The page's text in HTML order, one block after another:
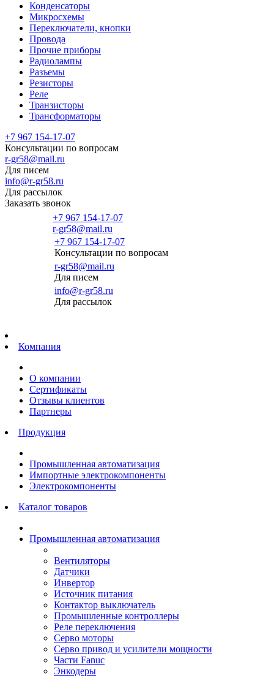
Конденсаторы
Микросхемы
Переключатели, кнопки
Провода
Прочие приборы
Радиолампы
Разъемы
Резисторы
Реле
Транзисторы
Трансформаторы
+7 967 154-17-07
Консультации по вопросам
r-gr58@mail.ru
Для писем
info@r-gr58.ru
Для рассылок
Заказать звонок
+7 967 154-17-07
r-gr58@mail.ru
+7 967 154-17-07
Консультации по вопросам
r-gr58@mail.ru
Для писем
info@r-gr58.ru
Для рассылок
Компания
О компании
Сертификаты
Отзывы клиентов
Партнеры
Продукция
Промышленная автоматизация
Импортные электрокомпоненты
Электрокомпоненты
Каталог товаров
Промышленная автоматизация
Вентиляторы
Датчики
Инвертор
Источник питания
Контактор выключатель
Промышленные контроллеры
Реле переключения
Серво моторы
Серво привод и усилители мощности
Части Fanuc
Энкодеры